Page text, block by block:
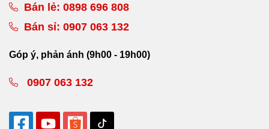
Bán lẻ: 0898 696 808
Bán sỉ: 0907 063 132
Góp ý, phản ánh (9h00 - 19h00)
0907 063 132